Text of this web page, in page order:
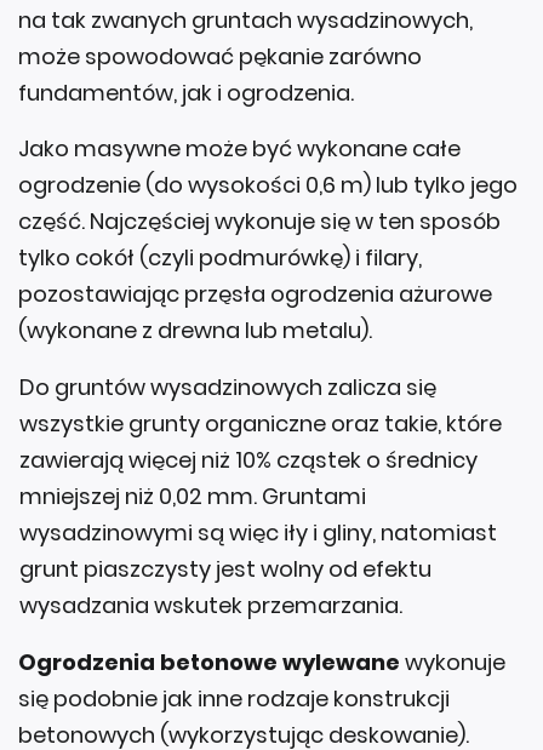
na tak zwanych gruntach wysadzinowych,
może spowodować pękanie zarówno
fundamentów, jak i ogrodzenia.
Jako masywne może być wykonane całe
ogrodzenie (do wysokości 0,6 m) lub tylko jego
część. Najczęściej wykonuje się w ten sposób
tylko cokół (czyli podmurówkę) i filary,
pozostawiając przęsła ogrodzenia ażurowe
(wykonane z drewna lub metalu).
Do gruntów wysadzinowych zalicza się
wszystkie grunty organiczne oraz takie, które
zawierają więcej niż 10% cząstek o średnicy
mniejszej niż 0,02 mm. Gruntami
wysadzinowymi są więc iły i gliny, natomiast
grunt piaszczysty jest wolny od efektu
wysadzania wskutek przemarzania.
Ogrodzenia betonowe wylewane wykonuje
się podobnie jak inne rodzaje konstrukcji
betonowych (wykorzystując deskowanie).